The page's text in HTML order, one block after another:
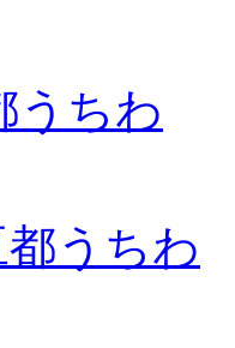
うちわ
都うちわ